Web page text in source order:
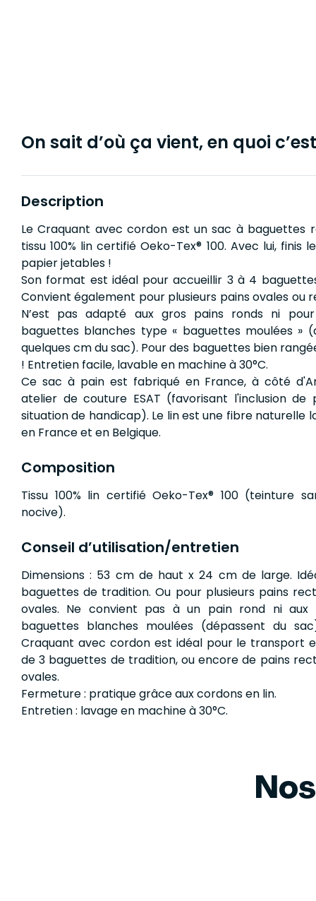
On sait d’où ça vient, en quoi
Description
Le Craquant avec cordon est un sac à baguettes
tissu 100% lin certifié Oeko-Tex® 100. Avec lui, finis
papier jetables !
Son format est idéal pour accueillir 3 à 4
Convient également pour plusieurs pains ovales ou
N’est pas adapté aux gros pains ronds ni
baguettes blanches type « baguettes moulées »
quelques cm du sac). Pour des baguettes bien
! Entretien facile, lavable en machine à 30°C.
Ce sac à pain est fabriqué en France, à côté
atelier de couture ESAT (favorisant l'inclusion de
situation de handicap). Le lin est une fibre naturelle
en France et en Belgique.
Composition
Tissu 100% lin certifié Oeko-Tex® 100 (teinture
nocive).
Conseil d’utilisation/entretien
Dimensions : 53 cm de haut x 24 cm de large.
baguettes de tradition. Ou pour plusieurs pains
ovales. Ne convient pas à un pain rond ni aux
baguettes blanches moulées (dépassent du
Craquant avec cordon est idéal pour le transport
de 3 baguettes de tradition, ou encore de pains
ovales.
Fermeture : pratique grâce aux cordons en lin.
Entretien : lavage en machine à 30°C.